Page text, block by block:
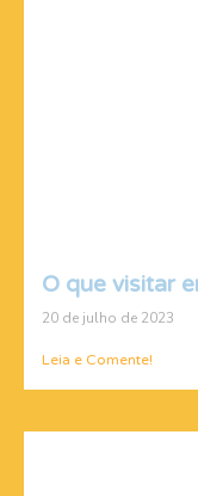
O que visitar
20 de julho de 2023
Leia e Comente!